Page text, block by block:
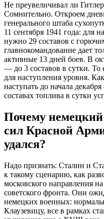
Не преувеличивал ли
Сомнительно. Откроем
генерального штаба
11 сентября 1941 года: для
нужно 29 составов с
главнокомандование дает
активные 13 дней боев. В
— до 3 составов в сутки. То
для наступления уровня.
наступать до начала
составах топлива в сутки
Почему немецкий
сил Красной
удался?
Надо признать: Сталин и
к такому сценарию, как
московского направления
советского фронта. Они
немецких военных:
Клаузевицу, все в рамках